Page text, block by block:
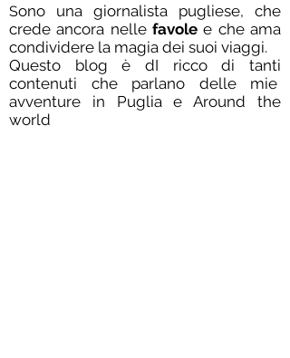
Sono una giornalista pugliese, che
crede ancora nelle favole e che ama
condividere la magia dei suoi viaggi.
Questo blog è dI ricco di tanti
contenuti che parlano delle mie
avventure in Puglia e Around the
world